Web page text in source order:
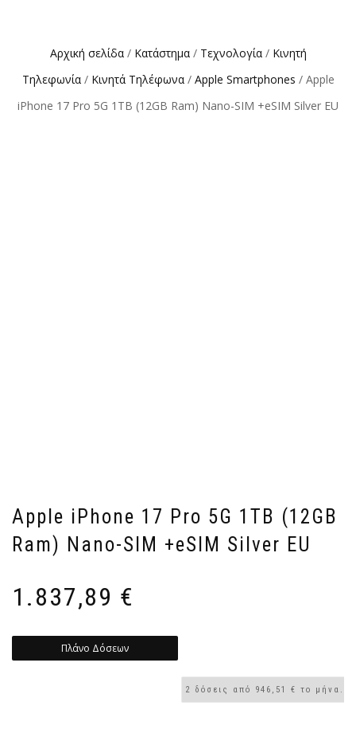
Αρχική σελίδα/ Κατάστημα/ Τεχνολογία/ Κινητή
Τηλεφωνία/ Κινητά Τηλέφωνα/ Apple Smartphones / Apple
iPhone 17 Pro 5G 1TB (12GB Ram) Nano-SIM +eSIM Silver EU
Apple iPhone 17 Pro 5G 1TB (12GB
Ram) Nano-SIM +eSIM Silver EU
1.837,89 €
Πλάνο Δόσεων